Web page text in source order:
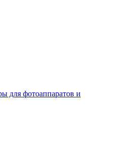
для фотоаппаратов и